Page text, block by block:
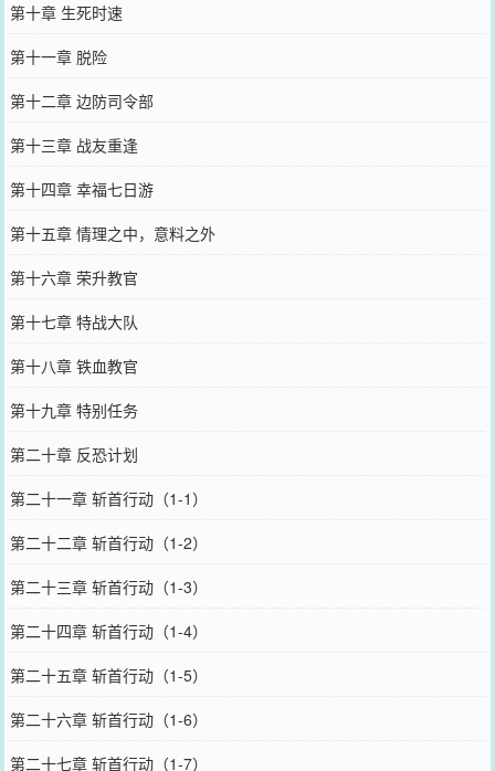
第十章 生死时速
第十一章 脱险
第十二章 边防司令部
第十三章 战友重逢
第十四章 幸福七日游
第十五章 情理之中，意料之外
第十六章 荣升教官
第十七章 特战大队
第十八章 铁血教官
第十九章 特别任务
第二十章 反恐计划
第二十一章 斩首行动（1-1）
第二十二章 斩首行动（1-2）
第二十三章 斩首行动（1-3）
第二十四章 斩首行动（1-4）
第二十五章 斩首行动（1-5）
第二十六章 斩首行动（1-6）
第二十七章 斩首行动（1-7）